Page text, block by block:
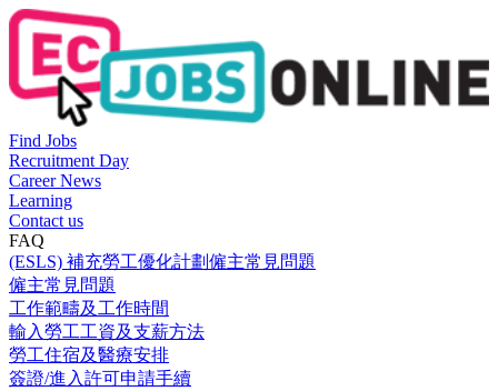
Find Jobs
Recruitment Day
Career News
Learning
Contact us
FAQ
(ESLS) 補充勞工優化計劃僱主常見問題
僱主常見問題
工作範疇及工作時間
輸入勞工工資及支薪方法
勞工住宿及醫療安排
簽證/進入許可申請手續